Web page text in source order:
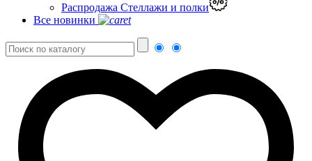
Распродажа Стеллажи и полки
Все новинки